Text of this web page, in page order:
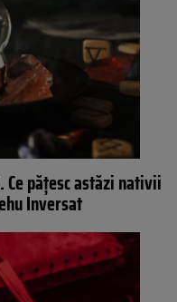
pățesc astăzi nativii
Inversat